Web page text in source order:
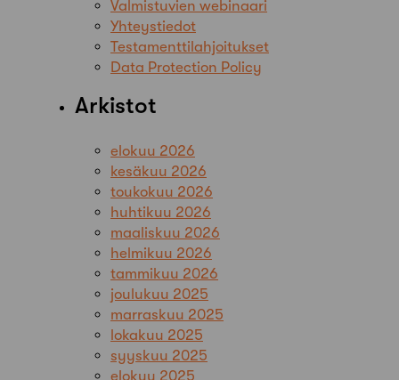
Valmistuvien webinaari
Yhteystiedot
Testamenttilahjoitukset
Data Protection Policy
Arkistot
elokuu 2026
kesäkuu 2026
toukokuu 2026
huhtikuu 2026
maaliskuu 2026
helmikuu 2026
tammikuu 2026
joulukuu 2025
marraskuu 2025
lokakuu 2025
syyskuu 2025
elokuu 2025